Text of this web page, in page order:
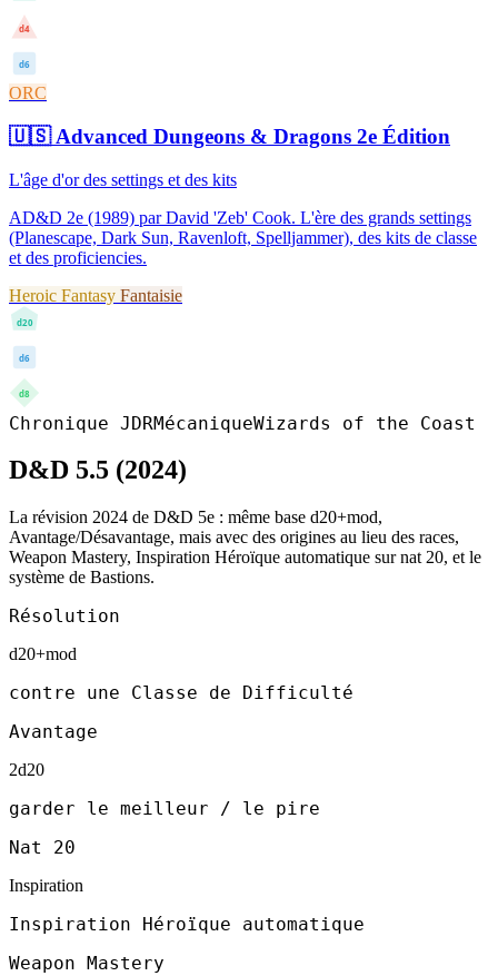
d4
d6
ORC
🇺🇸Advanced Dungeons & Dragons 2e Édition
L'âge d'or des settings et des kits
AD&D 2e (1989) par David 'Zeb' Cook. L'ère des grands settings
(Planescape, Dark Sun, Ravenloft, Spelljammer), des kits de classe
et des proficiencies.
Heroic Fantasy Fantaisie
d20
d6
d8
Chronique JDRMécaniqueWizards of the Coast
D&D 5.5 (2024)
La révision 2024 de D&D 5e : même base d20+mod,
Avantage/Désavantage, mais avec des origines au lieu des races,
Weapon Mastery, Inspiration Héroïque automatique sur nat 20, et le
système de Bastions.
Résolution
d20+mod
contre une Classe de Difficulté
Avantage
2d20
garder le meilleur / le pire
Nat 20
Inspiration
Inspiration Héroïque automatique
Weapon Mastery